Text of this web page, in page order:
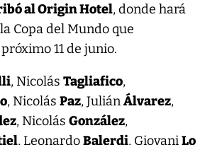
al Origin Hotel, donde hará
Copa del Mundo que
11 de junio.
, Nicolás Tagliafico,
, Nicolás Paz, JuliánÁlvarez,
, Nicolás González,
, LeonardoBalerdi, GiovaniLo